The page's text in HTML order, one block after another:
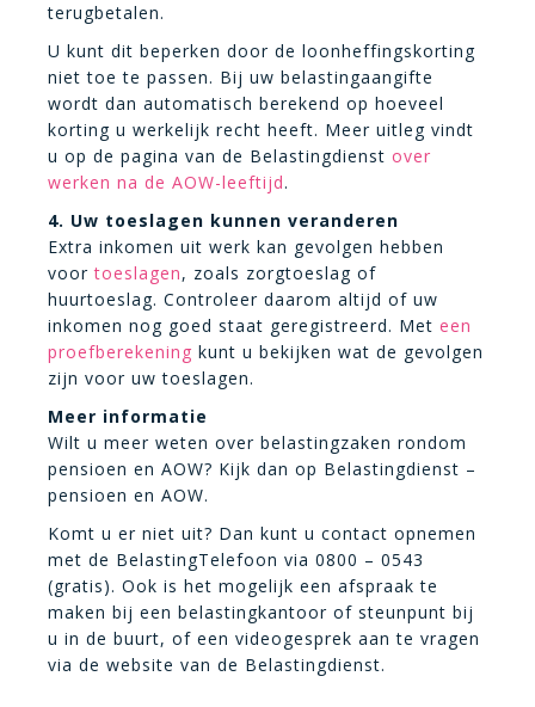
terugbetalen.
U kunt dit beperken door de loonheffingskorting
niet toe te passen. Bij uw belastingaangifte
wordt dan automatisch berekend op hoeveel
korting u werkelijk recht heeft. Meer uitleg vindt
u op de pagina van de Belastingdienst over
werken na de AOW-leeftijd.
4. Uw toeslagen kunnen veranderen
Extra inkomen uit werk kan gevolgen hebben
voortoeslagen, zoals zorgtoeslag of
huurtoeslag. Controleer daarom altijd of uw
inkomen nog goed staat geregistreerd. Met een
proefberekening kunt u bekijken wat de gevolgen
zijn voor uw toeslagen.
Meer informatie
Wilt u meer weten over belastingzaken rondom
pensioen en AOW? Kijk dan op Belastingdienst –
pensioen en AOW.
Komt u er niet uit? Dan kunt u contact opnemen
met de BelastingTelefoon via 0800 – 0543
(gratis). Ook is het mogelijk een afspraak te
maken bij een belastingkantoor of steunpunt bij
u in de buurt, of een videogesprek aan te vragen
via de website van de Belastingdienst.